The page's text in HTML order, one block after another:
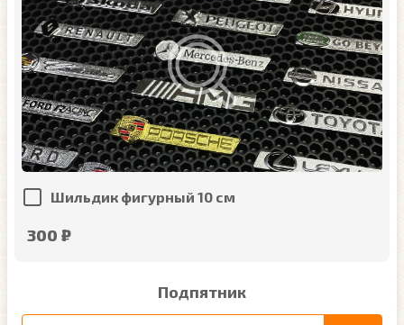
Шильдик фигурный 10 см
300 ₽
Подпятник